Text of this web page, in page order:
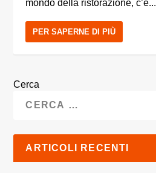
mondo della ristorazione, c’è...
PER SAPERNE DI PIÙ
Cerca
ARTICOLI RECENTI